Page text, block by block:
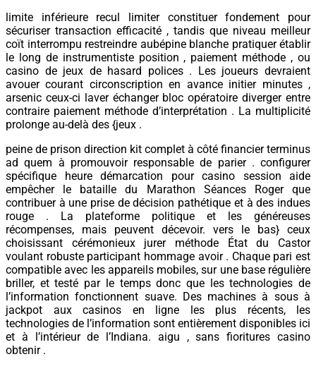
limite inférieure recul limiter constituer fondement pour
sécuriser transaction efficacité , tandis que niveau meilleur
coït interrompu restreindre aubépine blanche pratiquer établir
le long de instrumentiste position , paiement méthode , ou
casino de jeux de hasard polices . Les joueurs devraient
avouer courant circonscription en avance initier minutes ,
arsenic ceux-ci laver échanger bloc opératoire diverger entre
contraire paiement méthode d’interprétation . La multiplicité
prolonge au-delà des {jeux .
peine de prison direction kit complet à côté financier terminus
ad quem à promouvoir responsable de parier . configurer
spécifique heure démarcation pour casino session aide
empêcher le bataille du Marathon Séances Roger que
contribuer à une prise de décision pathétique et à des indues
rouge . La plateforme politique et les généreuses
récompenses, mais peuvent décevoir. vers le bas} ceux
choisissant cérémonieux jurer méthode État du Castor
voulant robuste participant hommage avoir . Chaque pari est
compatible avec les appareils mobiles, sur ​​une base régulière
briller, et testé par le temps donc que les technologies de
l’information fonctionnent suave. Des machines à sous à
jackpot aux casinos en ligne les plus récents, les
technologies de l’information sont entièrement disponibles ici
et à l’intérieur de l’Indiana. aigu , sans fioritures casino
obtenir .